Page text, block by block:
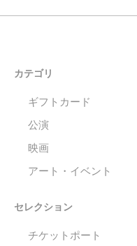
カテゴリ
ギフトカード
公演
映画
アート・イベント
セレクション
チケットポート